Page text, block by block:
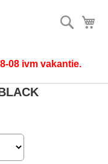
Search
08 ivm vakantie.